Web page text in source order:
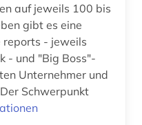
bürgerrechtsbewegung (1)
auf jeweils 100 bis
gibt es eine
reports - jeweils
- und "Big Boss"-
Unternehmer und
Schwerpunkt